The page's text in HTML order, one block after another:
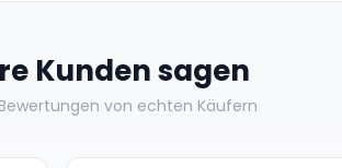
Kunden sagen
von echten Käufern